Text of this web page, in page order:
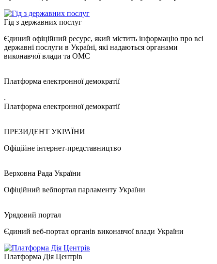
Гід з державних послуг
Єдиний офіційний ресурс, який містить інформацію про всі
державні послуги в Україні, які надаються органами
виконавчої влади та ОМС
Платформа електронної демократії
.
Платформа електронної демократії
ПРЕЗИДЕНТ УКРАЇНИ
Офіційне інтернет-представництво
Верховна Рада України
Офіційний вебпортал парламенту України
Урядовий портал
Єдиний веб-портал органів виконавчої влади України
Платформа Дія Центрів